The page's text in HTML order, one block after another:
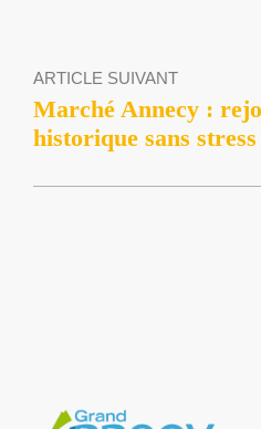
ARTICLE SUIVANT
Marché Annecy :
historique sans